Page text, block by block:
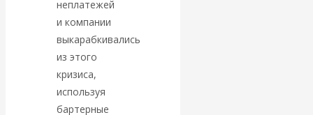
Валентин
Катасонов
считает, что
неплатежей
и компании
выкарабкивались
из этого
кризиса,
используя
бартерные